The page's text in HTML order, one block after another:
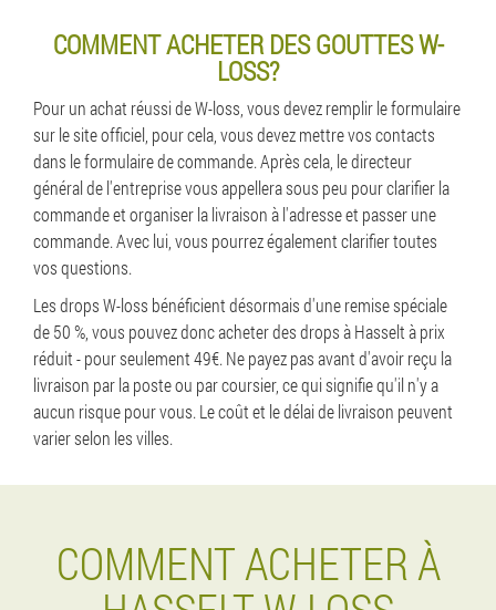
COMMENT ACHETER DES GOUTTES W-
LOSS?
Pour un achat réussi de W-loss, vous devez remplir le formulaire
sur le site officiel, pour cela, vous devez mettre vos contacts
dans le formulaire de commande. Après cela, le directeur
général de l'entreprise vous appellera sous peu pour clarifier la
commande et organiser la livraison à l'adresse et passer une
commande. Avec lui, vous pourrez également clarifier toutes
vos questions.
Les drops W-loss bénéficient désormais d'une remise spéciale
de 50 %, vous pouvez donc acheter des drops à Hasselt à prix
réduit - pour seulement 49€. Ne payez pas avant d'avoir reçu la
livraison par la poste ou par coursier, ce qui signifie qu'il n'y a
aucun risque pour vous. Le coût et le délai de livraison peuvent
varier selon les villes.
COMMENT ACHETER À